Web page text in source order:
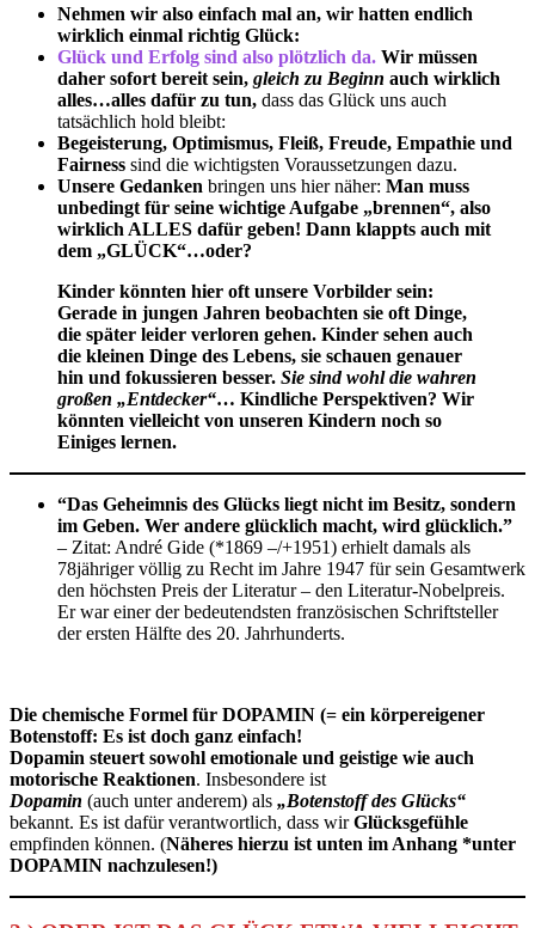
Nehmen wir also einfach mal an, wir hatten endlich
wirklich einmal richtig Glück:
Glück und Erfolg sind also plötzlich da. Wir müssen
daher sofort bereit sein, gleich zu Beginn auch wirklich
alles…alles dafür zu tun, dass das Glück uns auch
tatsächlich hold bleibt:
Begeisterung, Optimismus, Fleiß, Freude, Empathie und
Fairness sind die wichtigsten Voraussetzungen dazu.
Unsere Gedanken bringen uns hier näher: Man muss
unbedingt für seine wichtige Aufgabe „brennen“, also
wirklich ALLES dafür geben! Dann klappts auch mit
dem „GLÜCK“…oder?
Kinder könnten hier oft unsere Vorbilder sein:
Gerade in jungen Jahren beobachten sie oft Dinge,
die später leider verloren gehen. Kinder sehen auch
die kleinen Dinge des Lebens, sie schauen genauer
hin und fokussieren besser. Sie sind wohl die wahren
großen „Entdecker“… Kindliche Perspektiven? Wir
könnten vielleicht von unseren Kindern noch so
Einiges lernen.
“Das Geheimnis des Glücks liegt nicht im Besitz, sondern
im Geben. Wer andere glücklich macht, wird glücklich.”
– Zitat: André Gide (*1869 –/+1951) erhielt damals als
78jähriger völlig zu Recht im Jahre 1947 für sein Gesamtwerk
den höchsten Preis der Literatur – den Literatur-Nobelpreis.
Er war einer der bedeutendsten französischen Schriftsteller
der ersten Hälfte des 20. Jahrhunderts.
Die chemische Formel für DOPAMIN (= ein körpereigener
Botenstoff: Es ist doch ganz einfach!
Dopamin steuert sowohl emotionale und geistige wie auch
motorische Reaktionen. Insbesondere ist
Dopamin (auch unter anderem) als „Botenstoff des Glücks“
bekannt. Es ist dafür verantwortlich, dass wirGlücksgefühle
empfinden können. (Näheres hierzu ist unten im Anhang *unter
DOPAMIN nachzulesen!)